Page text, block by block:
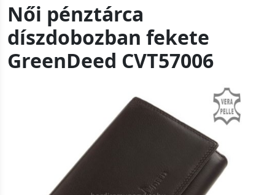
Női pénztárca
díszdobozban fekete
GreenDeed CVT57006